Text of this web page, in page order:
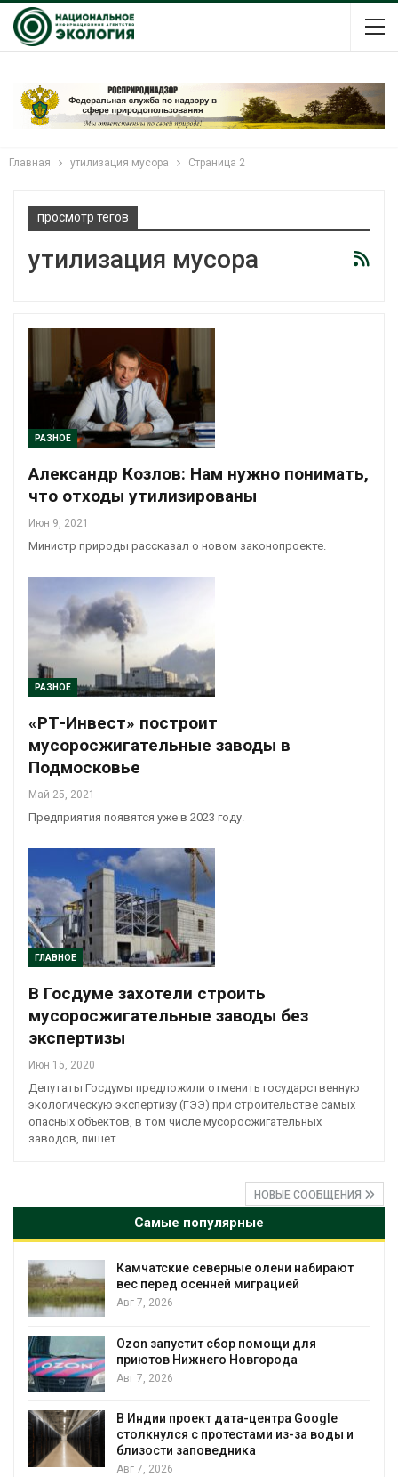
Главная утилизация мусора Страница 2
просмотр тегов
утилизация мусора
РАЗНОЕ
Александр Козлов: Нам нужно понимать,
что отходы утилизированы
Июн 9, 2021
Министр природы рассказал о новом законопроекте.
РАЗНОЕ
«РТ-Инвест» построит
мусоросжигательные заводы в
Подмосковье
Май 25, 2021
Предприятия появятся уже в 2023 году.
ГЛАВНОЕ
В Госдуме захотели строить
мусоросжигательные заводы без
экспертизы
Июн 15, 2020
Депутаты Госдумы предложили отменить государственную
экологическую экспертизу (ГЭЭ) при строительстве самых
опасных объектов, в том числе мусоросжигательных
заводов, пишет…
НОВЫЕ СООБЩЕНИЯ
Самые популярные
Камчатские северные олени набирают
вес перед осенней миграцией
Авг 7, 2026
Ozon запустит сбор помощи для
приютов Нижнего Новгорода
Авг 7, 2026
В Индии проект дата-центра Google
столкнулся с протестами из-за воды и
близости заповедника
Авг 7, 2026